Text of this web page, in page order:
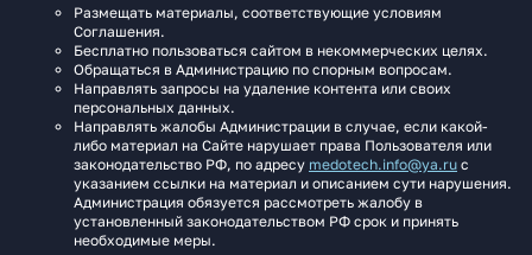
Размещать материалы, соответствующие условиям
Соглашения.
Бесплатно пользоваться сайтом в некоммерческих целях.
Обращаться в Администрацию по спорным вопросам.
Направлять запросы на удаление контента или своих
персональных данных.
Направлять жалобы Администрации в случае, если какой-
либо материал на Сайте нарушает права Пользователя или
законодательство РФ, по адресу medotech.info@ya.ru с
указанием ссылки на материал и описанием сути нарушения.
Администрация обязуется рассмотреть жалобу в
установленный законодательством РФ срок и принять
необходимые меры.